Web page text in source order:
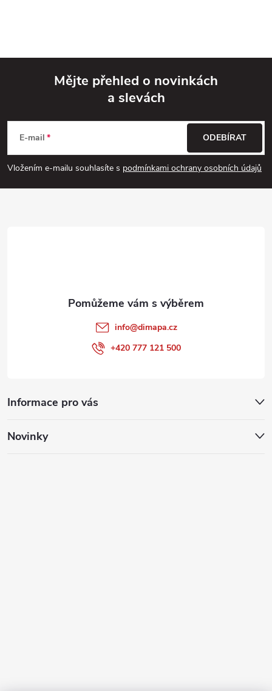
p
Mějte přehled o novinkách
a slevách
E-mail
Vložením e-mailu souhlasíte s podmínkami ochrany osobních údajů
ODEBÍRAT
Informace pro vás
Novinky
info@dimapa.cz
+420 777 121 500